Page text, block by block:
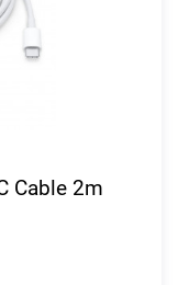
Cable 2m